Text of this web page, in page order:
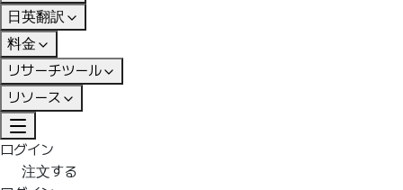
日英翻訳
料金
リサーチツール
リソース
ログイン
注文する